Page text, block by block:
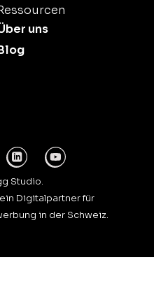
uns
Studio.
Digitalpartner für
in der Schweiz.